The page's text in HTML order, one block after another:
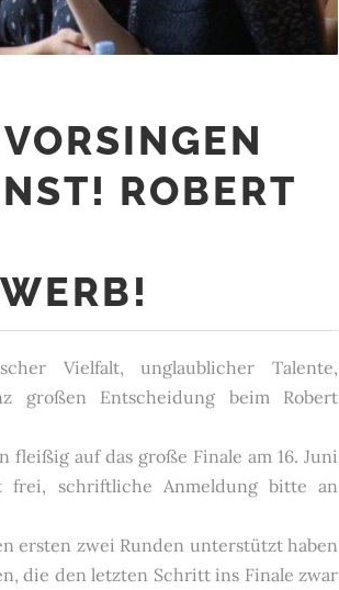
ROBERT
Vielfalt, unglaublicher Talente,
großen Entscheidung beim Robert
fleißig auf das große Finale am 16. Juni
schriftliche Anmeldung bitte an
ersten zwei Runden unterstützt haben
die den letzten Schritt ins Finale zwar